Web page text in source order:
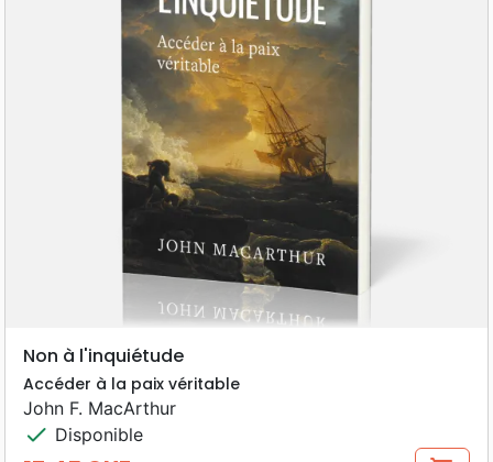
Non à l'inquiétude
Accéder à la paix véritable
John F. MacArthur
check Disponible